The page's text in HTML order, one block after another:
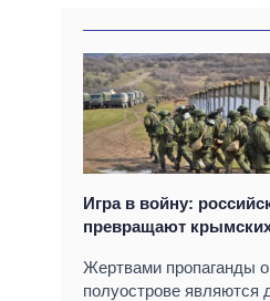
Игра в войну:
превращают
Жертвами пропаганды
полуострове являются